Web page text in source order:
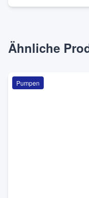
Ähnliche
Pumpen